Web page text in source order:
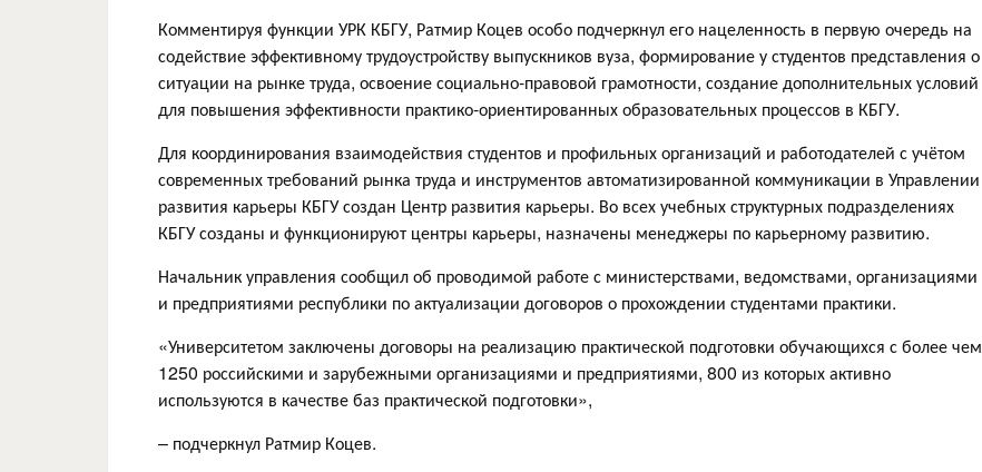
Комментируя функции УРК КБГУ, Ратмир Коцев особо подчеркнул его нацеленность в первую очередь на
содействие эффективному трудоустройству выпускников вуза, формирование у студентов представления о
ситуации на рынке труда, освоение социально-правовой грамотности, создание дополнительных условий
для повышения эффективности практико-ориентированных образовательных процессов в КБГУ.
Для координирования взаимодействия студентов и профильных организаций и работодателей с учётом
современных требований рынка труда и инструментов автоматизированной коммуникации в Управлении
развития карьеры КБГУ создан Центр развития карьеры. Во всех учебных структурных подразделениях
КБГУ созданы и функционируют центры карьеры, назначены менеджеры по карьерному развитию.
Начальник управления сообщил об проводимой работе с министерствами, ведомствами, организациями
и предприятиями республики по актуализации договоров о прохождении студентами практики.
«Университетом заключены договоры на реализацию практической подготовки обучающихся с более чем
1250 российскими и зарубежными организациями и предприятиями, 800 из которых активно
используются в качестве баз практической подготовки»,
– подчеркнул Ратмир Коцев.